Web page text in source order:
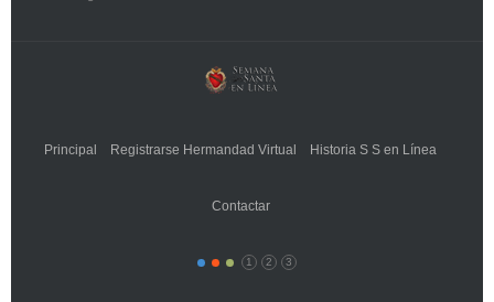
Principal Registrarse Hermandad Virtual Historia S S en Línea
Contactar
1 2 3